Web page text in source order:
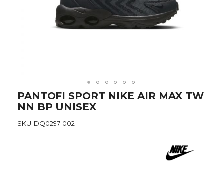
Skip
to
the
of
PANTOFI SPORT NIKE AIR MAX TW
NN BP UNISEX
SKU DQ0297-002